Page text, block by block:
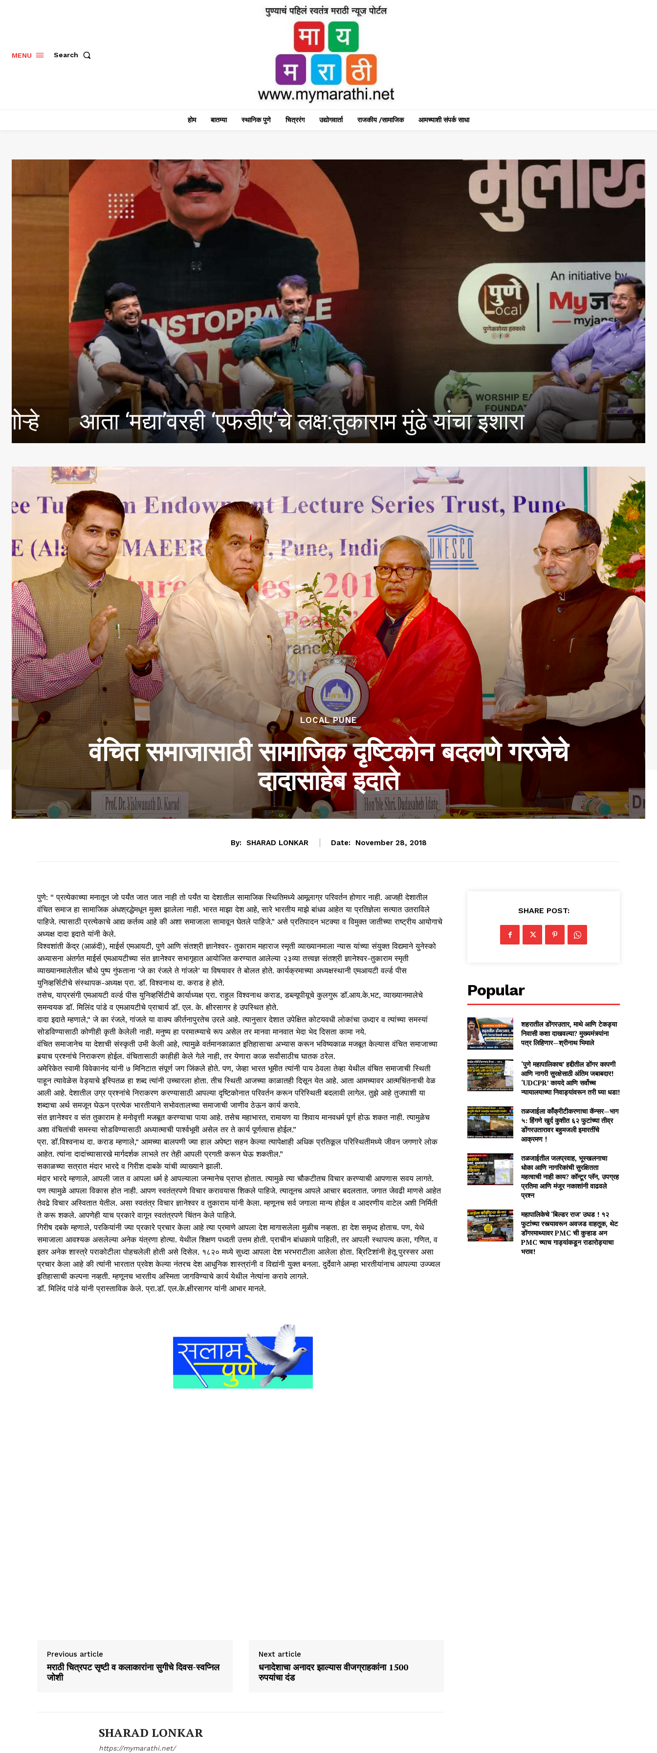
MENU Search
होम बातम्या स्थानिक पुणे चित्ररंग उद्योगवार्ता राजकीय /सामाजिक आमच्याशी संपर्क साधा
देशाला विश्वगुरू बनवण्यासाठी वंचितांना मुख्य प्रवाहात आणणे गरजेचे :
सरसंघचालक डाॅ. मोहन भागवत
LOCAL PUNE
वंचित समाजासाठी सामाजिक दृष्टिकोन बदलणे गरजेचे
दादासाहेब इदाते
By: SHARAD LONKAR Date: November 28, 2018
पुणे: “ प्रत्येकाच्या मनातून जो पर्यंत जात जात नाही तो पर्यंत या देशातील सामाजिक स्थितिमध्ये आमूलाग्र परिवर्तन होणार नाही. आजही देशातील
वंचित समाज हा सामाजिक अंधश्रद्धेमधून मुक्त झालेला नाही. भारत माझा देश आहे, सारे भारतीय माझे बांधव आहेत या प्रतिज्ञेला सत्यात उतराविले
पाहिजे. त्यासाठी प्रत्येकाचे आद्य कर्तव्य आहे की अशा समाजाला सामावून घेतले पाहिजे.” असे प्रतिपादन भटक्या व विमुक्त जातीच्या राष्ट्रीय आयोगाचे
अध्यक्ष दादा इदाते यांनी केले.
विश्‍वशांती केंद्र (आळंदी), माईर्स एमआयटी, पुणे आणि संतश्री ज्ञानेश्‍वर- तुकाराम महाराज स्मृती व्याख्यानमाला न्यास यांच्या संयुक्त विद्यमाने युनेस्को
अध्यासना अंतर्गत माईर्स एमआयटीच्या संत ज्ञानेश्‍वर सभागृहात आयोजित करण्यात आलेल्या २३व्या तत्त्वज्ञ संतश्री ज्ञानेश्‍वर-तुकाराम स्मृती
व्याख्यानमालेतील चौथे पुष्प गुंफताना ‘जे का रंजले ते गांजले’ या विषयावर ते बोलत होते. कार्यक्रमाच्या अध्यक्षस्थानी एमआयटी वर्ल्ड पीस
युनिव्हर्सिटीचे संस्थापक-अध्यक्ष प्रा. डॉ. विश्‍वनाथ दा. कराड हे होते.
तसेच, याप्रसंगी एमआयटी वर्ल्ड पीस युनिव्हर्सिटीचे कार्याध्यक्ष प्रा. राहुल विश्‍वनाथ कराड, डब्ल्यूपीयूचे कुलगुरू डॉ.आय.के.भट, व्याख्यानमालेचे
समन्वयक डॉ. मिलिंद पांडे व एमआयटीचे प्राचार्य डॉ. एल. के. क्षीरसागर हे उपस्थित होते.
दादा इदाते म्हणाले,“ जे का रंजले, गांजले या वाक्य कीर्तनापुरतेच उरले आहे. त्यानुसार देशात उपेक्षित कोटयवधी लोकांचा उध्दार व त्यांच्या समस्यां
सोडविण्यासाठी कोणीही कृती केलेली नाही. मनुष्य हा परमात्म्याचे रूप असेल तर मानवा मानवात भेदा भेद दिसता कामा नये.
वंचित समाजानेच या देशाची संस्कृती उभी केली आहे, त्यामुळे वर्तमानकाळात इतिहासाचा अभ्यास करून भविष्यकाळ मजबूत केल्यास वंचित समाजाच्या
बर्‍याच प्रश्‍नांचे निराकरण होईल. वंचितासाठी काहीही केले गेले नाही, तर येणारा काळ सर्वांसाठीच घातक ठरेल.
अमेरिकेत स्वामी विवेकानंद यांनी ७ मिनिटात संपूर्ण जग जिंकले होते. पण, जेव्हा भारत भूमीत त्यांनी पाय ठेवला तेव्हा येथील वंचित समाजाची स्थिती
पाहून त्यावेळेस वेड्याचे इस्पितळ हा शब्द त्यांनी उच्चारला होता. तीच स्थिती आजच्या काळातही दिसून येत आहे. आता आमच्यावर आत्मचिंतनाची वेळ
आली आहे. देशातील उग्र प्रश्‍नांचे निराकरण करण्यासाठी आपल्या दृष्टिकोनात परिवर्तन करून परिस्थिती बदलावी लागेल. तुझे आहे तुजपाशी या
शब्दाचा अर्थ समजून घेऊन प्रत्येक भारतीयाने सभोवतालच्या समाजाची जाणीव ठेऊन कार्य करावे.
संत ज्ञानेश्‍वर व संत तुकाराम हे मनोवृत्ती मजबूत करण्याचा पाया आहे. तसेच महाभारत, रामायण या शिवाय मानवधर्म पूर्ण होऊ शकत नाही. त्यामुळेच
अशा वंचितांची समस्या सोडविण्यासाठी अध्यात्माची पार्श्‍वभूमी असेल तर ते कार्य पूर्णत्वास होईल.”
प्रा. डॉ.विश्‍वनाथ दा. कराड म्हणाले,“ आमच्या बालपणी ज्या हाल अपेष्टा सहन केल्या त्यापेक्षाही अधिक प्रतिकूल परिस्थितीमध्ये जीवन जगणारे लोक
आहेत. त्यांना दादांच्यासारखे मार्गदर्शक लाभले तर तेही आपली प्रगती करून घेऊ शकतील.”
सकाळच्या सत्रात मंदार भारदे व गिरीश दाबके यांची व्याख्याने झाली.
मंदार भारदे म्हणाले, आपली जात व आपला धर्म हे आपल्याला जन्मानेच प्राप्त होतात. त्यामुळे त्या चौकटीतच विचार करण्याची आपणास सवय लागते.
पण त्यामुळे आपला विकास होत नाही. आपण स्वतंत्रपणे विचार करावयास शिकले पाहिजे. त्यातूनच आपले आचार बदलतात. जगात जेवढी माणसे आहेत
तेवढे विचार अस्वितात येतील. असा स्वतंत्र विचार ज्ञानेश्‍वर व तुकाराम यांनी केला. म्हणूनच सर्व जगाला मान्य होईल व आदरणीय वाटेल अशी निर्मिती
ते करू शकले. आपणेही याच प्रकारे वागून स्वतंत्रपणे चिंतन केले पाहिजे.
गिरीष दबके म्हणाले, परकियांनी ज्या प्रकारे प्रचार केला आहे त्या प्रमाणे आपला देश मागासलेला मुळीच नव्हता. हा देश समृध्द होताच. पण, येथे
समाजाला आवश्यक असलेल्या अनेक यंत्रणा होत्या. येथील शिक्षण पध्दती उत्तम होती. प्राचीन बांधकामे पाहिली, तर आपली स्थापत्य कला, गणित, व
इतर अनेक शास्त्रे पराकोटीला पोहचलेली होती असे दिसेल. १८२० मध्ये सुध्दा आपला देश भरभराटीला आलेला होता. ब्रिटिशांनी हेतू पुरस्सर असा
प्रचार केला आहे की त्यांनी भारतात प्रवेश केल्या नंतरच देश आधुनिक शास्त्रांनी व विद्यांनी युक्त बनला. दुर्देवाने आम्हा भारतीयांनाच आपल्या उज्ज्वल
इतिहासाची कल्पना नव्हती. म्हणूनच भारतीय अस्मिता जागविण्याचे कार्य येथील नेत्यांना करावे लागले.
डॉ. मिलिंद पांडे यांनी प्रास्ताविक केले. प्रा.डॉ. एल.के.क्षीरसागर यांनी आभार मानले.
Previous article
मराठी चित्रपट सृष्टी व कलाकारांना सुगीचे दिवस-स्वप्निल
जोशी
Next article
धनादेशाचा अनादर झाल्यास वीजग्राहकांना 1500
रुपयांचा दंड
SHARAD LONKAR
https://mymarathi.net/
SHARE POST:
Popular
शहरातील डोंगरउतार, माथे आणि टेकड्या
निवासी कशा दाखवल्या? मुख्यमंत्र्यांना
पत्र लिहिणार—श्रीनाथ भिमाले
‘पुणे महापालिकाच’ हद्दीतील डोंगर कापणी
आणि नागरी सुरक्षेसाठी अंतिम जबाबदार!
‘UDCPR’ कायदे आणि सर्वोच्च
न्यायालयाच्या निवाड्यांवरून तरी घ्या धडा!
तळजाईला काँक्रीटीकरणाचा कॅन्सर—भाग
५: हिंगणे खुर्द कुशीत ६२ फुटांच्या तीव्र
डोंगरउतारावर बहुमजली इमारतींचे
आक्रमण !
तळजाईतील जलप्रवाह, भूस्खलनाचा
धोका आणि नागरिकांची सुरक्षितता
महत्वाची नाही काय? कॉन्टूर प्लॅन, उपग्रह
प्रतिमा आणि मंजूर नकाशांनी वाढवले
प्रश्न
महापालिकेचे ‘बिल्डर राज’ उघड ! १२
फुटांच्या रस्त्यावरून अवजड वाहतूक, थेट
डोंगरमाथ्यावर PMC ची कुऱ्हाड अन
PMC च्याच गाड्यांकडून राडारोड्याचा
भराव!